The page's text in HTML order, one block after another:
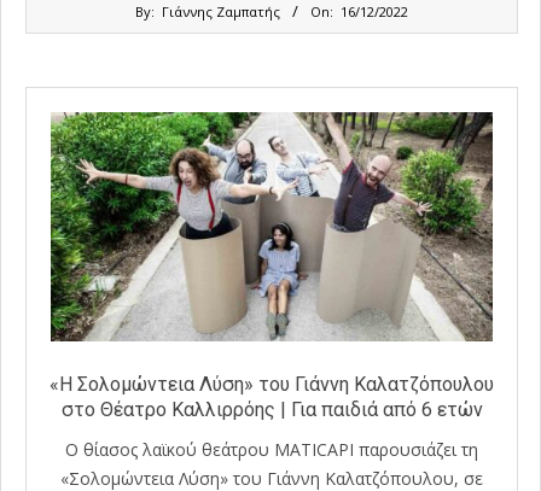
By: Γιάννης Ζαμπατής On: 16/12/2022
«Η Σολομώντεια Λύση» του Γιάννη Καλατζόπουλου
στο Θέατρο Καλλιρρόης | Για παιδιά από 6 ετών
Ο θίασος λαϊκού θεάτρου MATICAPI παρουσιάζει τη
«Σολομώντεια Λύση» του Γιάννη Καλατζόπουλου, σε